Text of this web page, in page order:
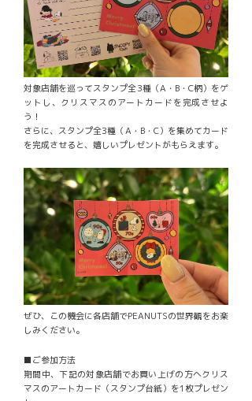
対象店舗を巡ってスタンプ全3種（A・B・C柄）をゲ
ットし、クリスマスのアートカードを完成させよ
う！
さらに、スタンプ全3種（A・B・C）を集めてカード
を完成させると、嬉しいプレゼントがもらえます。
ぜひ、この機会に各店舗でPEANUTSの世界観をお楽
しみください。
■ご参加方法
期間中、下記の対象店舗でお買い上げの方へクリス
マスのアートカード（スタンプ台紙）を1枚プレゼン